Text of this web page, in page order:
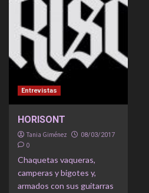
Entrevistas
HORISONT
Tania Giménez 08/03/2017
0
Chaquetas vaqueras,
camperas y bigotes y,
armados con sus guitarras